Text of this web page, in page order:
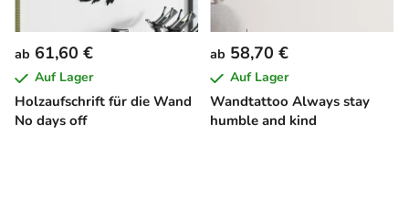
Holzaufschrift für die Wand
No days off
ab 61,60 €
Auf Lager
Wandtattoo Always stay
humble and kind
ab 58,70 €
Auf Lager